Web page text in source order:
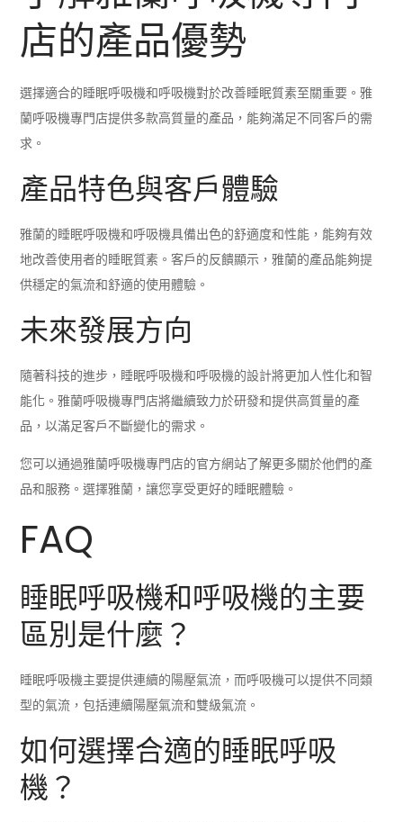
店的產品優勢
選擇適合的睡眠呼吸機和呼吸機對於改善睡眠質素至關重要。雅
蘭呼吸機專門店提供多款高質量的產品，能夠滿足不同客戶的需
求。
產品特色與客戶體驗
雅蘭的睡眠呼吸機和呼吸機具備出色的舒適度和性能，能夠有效
地改善使用者的睡眠質素。客戶的反饋顯示，雅蘭的產品能夠提
供穩定的氣流和舒適的使用體驗。
未來發展方向
隨著科技的進步，睡眠呼吸機和呼吸機的設計將更加人性化和智
能化。雅蘭呼吸機專門店將繼續致力於研發和提供高質量的產
品，以滿足客戶不斷變化的需求。
您可以通過雅蘭呼吸機專門店的官方網站了解更多關於他們的產
品和服務。選擇雅蘭，讓您享受更好的睡眠體驗。
FAQ
睡眠呼吸機和呼吸機的主要
區別是什麼？
睡眠呼吸機主要提供連續的陽壓氣流，而呼吸機可以提供不同類
型的氣流，包括連續陽壓氣流和雙級氣流。
如何選擇合適的睡眠呼吸
機？